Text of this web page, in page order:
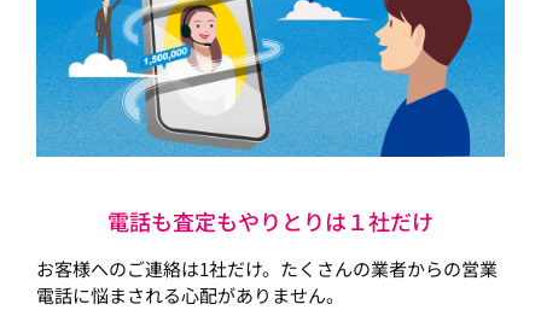
電話も査定もやりとりは１社だけ
お客様へのご連絡は1社だけ。たくさんの業者からの営業
電話に悩まされる心配がありません。